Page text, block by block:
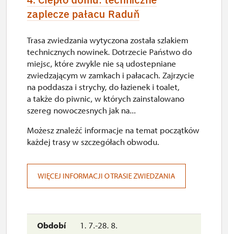
zaplecze pałacu Raduň
1. 7.-28. 8.
Trasa zwiedzania wytyczona została szlakiem
technicznych nowinek. Dotrzecie Państwo do
miejsc, które zwykle nie są udostepniane
zwiedzającym w zamkach i pałacach. Zajrzycie
na poddasza i strychy, do łazienek i toalet,
a także do piwnic, w których zainstalowano
szereg nowoczesnych jak na...
Możesz znaleźć informacje na temat początków
każdej trasy w szczegółach obwodu.
WIĘCEJ INFORMACJI O TRASIE ZWIEDZANIA